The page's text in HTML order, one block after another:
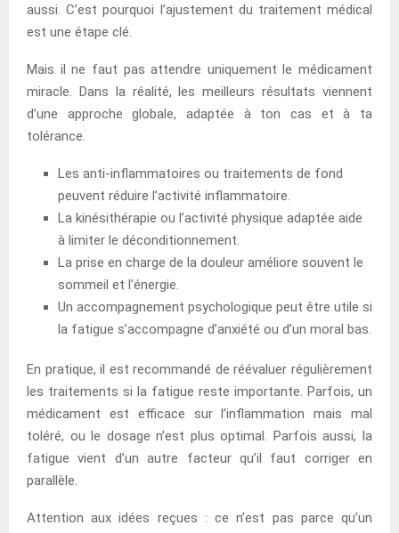
aussi. C’est pourquoi l’ajustement du traitement médical
est une étape clé.
Mais il ne faut pas attendre uniquement le médicament
miracle. Dans la réalité, les meilleurs résultats viennent
d’une approche globale, adaptée à ton cas et à ta
tolérance.
Les anti-inflammatoires ou traitements de fond
peuvent réduire l’activité inflammatoire.
La kinésithérapie ou l’activité physique adaptée aide
à limiter le déconditionnement.
La prise en charge de la douleur améliore souvent le
sommeil et l’énergie.
Un accompagnement psychologique peut être utile si
la fatigue s’accompagne d’anxiété ou d’un moral bas.
En pratique, il est recommandé de réévaluer régulièrement
les traitements si la fatigue reste importante. Parfois, un
médicament est efficace sur l’inflammation mais mal
toléré, ou le dosage n’est plus optimal. Parfois aussi, la
fatigue vient d’un autre facteur qu’il faut corriger en
parallèle.
Attention aux idées reçues : ce n’est pas parce qu’un